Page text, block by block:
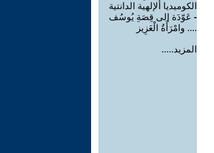
الكوميديا ألإلهية الدانتية
- عَوّدَة إلى قِصَةِ يُوسُف
.... وامْرَأَةُ الْعَزِيز
المزيد.....